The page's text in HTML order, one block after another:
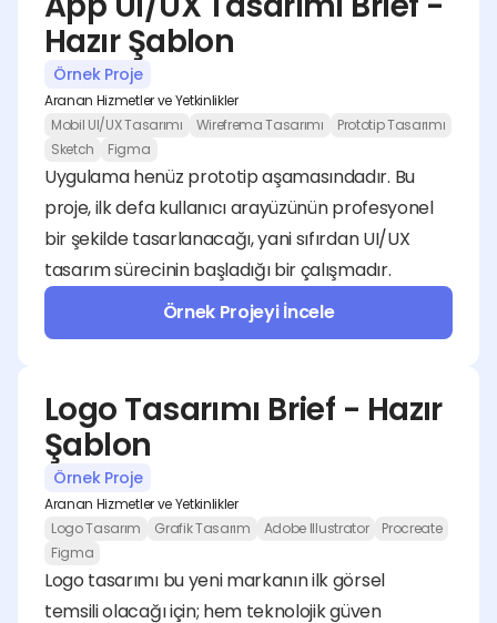
Hazır Şablon
Örnek Proje
Aranan Hizmetler ve Yetkinlikler
Mobil UI/UX Tasarımı
Wirefrema Tasarımı
Prototip Tasarımı
Sketch
Figma
Uygulama henüz prototip aşamasındadır. Bu
proje, ilk defa kullanıcı arayüzünün profesyonel
bir şekilde tasarlanacağı, yani sıfırdan UI/UX
tasarım sürecinin başladığı bir çalışmadır.
Örnek Projeyi İncele
Logo Tasarımı Brief - Hazır
Şablon
Örnek Proje
Aranan Hizmetler ve Yetkinlikler
Logo Tasarım
Grafik Tasarım Adobe Illustrator
Procreate
Figma
Logo tasarımı bu yeni markanın ilk görsel
temsili olacağı için; hem teknolojik güven